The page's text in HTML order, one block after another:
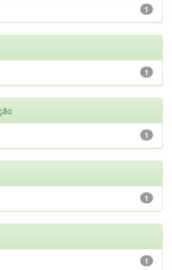
1
1
1
1
1